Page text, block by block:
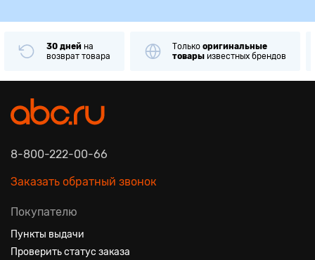
30 дней на
возврат товара
Только оригинальные
товары известных брендов
8-800-222-00-66
Заказать обратный звонок
Покупателю
Пункты выдачи
Проверить статус заказа